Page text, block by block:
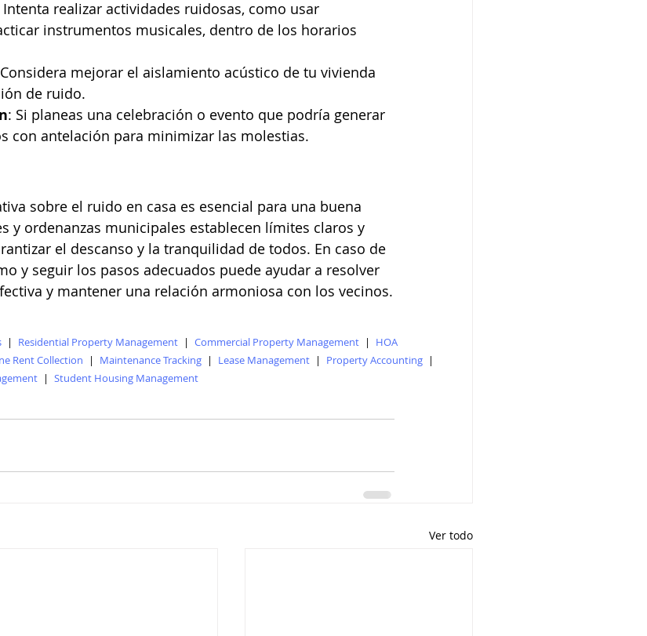
Intenta realizar actividades ruidosas, como usar
instrumentos musicales, dentro de los horarios
mejorar el aislamiento acústico de tu vivienda
de ruido.
: Si planeas una celebración o evento que podría generar
con antelación para minimizar las molestias.
sobre el ruido en casa es esencial para una buena
y ordenanzas municipales establecen límites claros y
el descanso y la tranquilidad de todos. En caso de
y seguir los pasos adecuados puede ayudar a resolver
y mantener una relación armoniosa con los vecinos.
| Residential Property Management | Commercial Property Management |
HOA
Rent Collection | Maintenance Tracking | Lease Management | Property Accounting |
| Student Housing Management
Ver todo